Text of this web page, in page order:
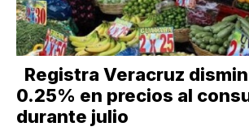
Registra Veracruz
0.25% en precios al
durante julio